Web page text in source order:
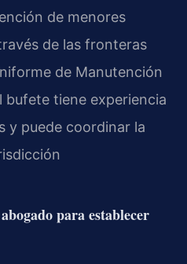
de menores
de las fronteras
de Manutención
bufete tiene experiencia
y puede coordinar la
para establecer